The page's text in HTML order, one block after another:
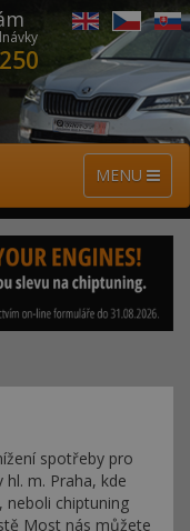
MENU
spotřeby pro
m. Praha, kde
chiptuning
Most nás můžete